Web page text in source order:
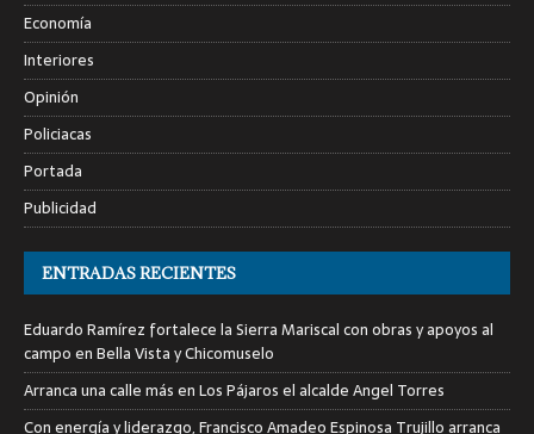
Economía
Interiores
Opinión
Policiacas
Portada
Publicidad
ENTRADAS RECIENTES
Eduardo Ramírez fortalece la Sierra Mariscal con obras y apoyos al
campo en Bella Vista y Chicomuselo
Arranca una calle más en Los Pájaros el alcalde Angel Torres
Con energía y liderazgo, Francisco Amadeo Espinosa Trujillo arranca